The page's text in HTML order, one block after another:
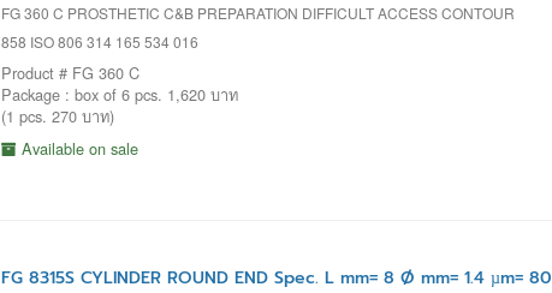
FG 360 C PROSTHETIC C&B PREPARATION DIFFICULT ACCESS CONTOUR
858 ISO 806 314 165 534 016
Product # FG 360 C
Package : box of 6 pcs. 1,620 บาท
(1 pcs. 270 บาท)
Available on sale
FG 8315S CYLINDER ROUND END Spec. L mm= 8 Ø mm= 1.4 µm= 80